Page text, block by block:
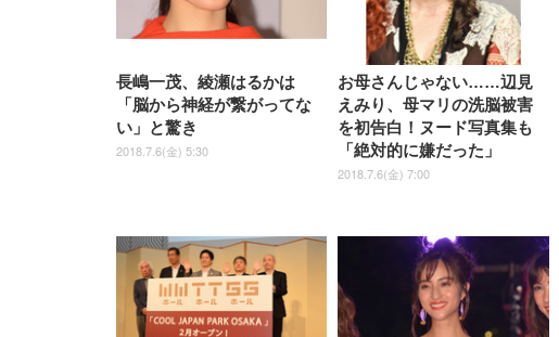
長嶋一茂、綾瀬はるかは
「脳から神経が繋がってな
い」と驚き
2018.7.6(金) 5:30
お母さんじゃない……辺見
えみり、母マリの洗脳被害
を初告白！ヌード写真集も
「絶対的に嫌だった」
2018.7.6(金) 7:00